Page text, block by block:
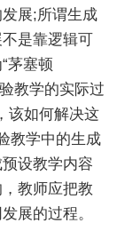
展;所谓生成
是靠逻辑可
茅塞顿
教学的实际过
该如何解决这
教学中的生成
设教学内容
教师应把教
展的过程。